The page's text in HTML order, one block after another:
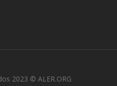
2023 © ALER.ORG